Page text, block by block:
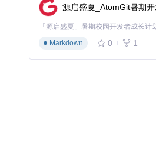
集群部署的关键验证指标是节点
成功率比单节点提升240%，且有
价值延伸思考：技术赋能
源启盛夏_AtomGit暑期
Markdown
0 1